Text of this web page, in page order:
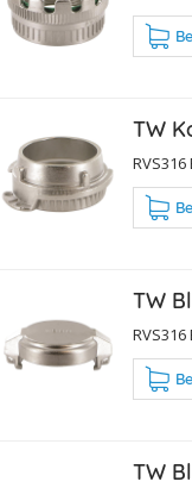
TW
RVS316
TW
RVS316
TW